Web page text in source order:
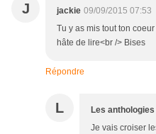
J jackie 09/09/2015 07:53
Tu y as mis tout ton
hâte de lire<br /> Bises
Répondre
L Les
Je vais croiser